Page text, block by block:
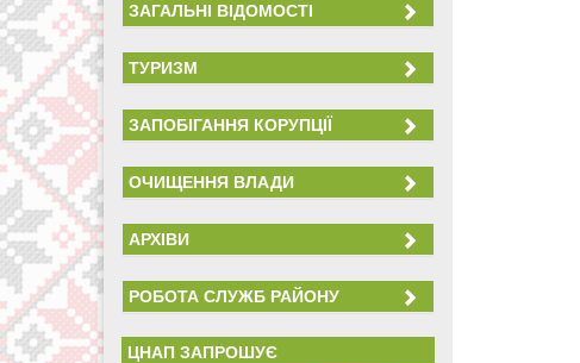
ЗАГАЛЬНІ ВІДОМОСТІ
ТУРИЗМ
ЗАПОБІГАННЯ КОРУПЦІЇ
ОЧИЩЕННЯ ВЛАДИ
АРХІВИ
РОБОТА СЛУЖБ РАЙОНУ
ЦНАП ЗАПРОШУЄ